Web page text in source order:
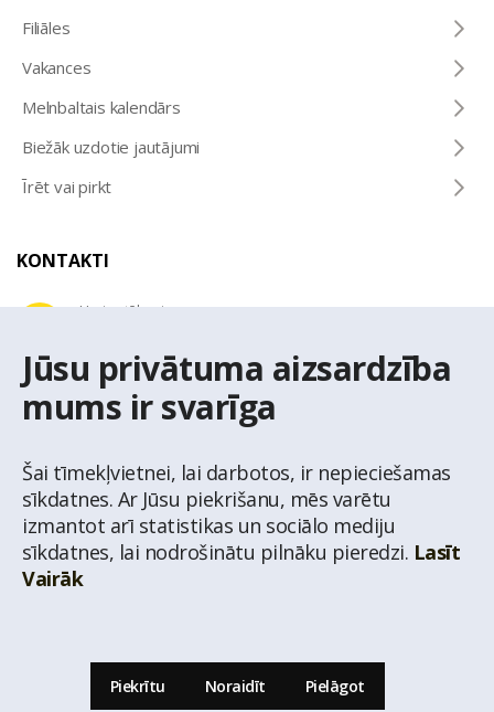
Jūsu privātuma aizsardzība
mums ir svarīga
Šai tīmekļvietnei, lai darbotos, ir nepieciešamas
sīkdatnes. Ar Jūsu piekrišanu, mēs varētu
izmantot arī statistikas un sociālo mediju
sīkdatnes, lai nodrošinātu pilnāku pieredzi. Lasīt
Vairāk
Piekrītu Noraidīt Pielāgot
© Nekustamo īpašumu aģentūra Latio.
Filiāles
Vakances
Melnbaltais kalendārs
Biežāk uzdotie jautājumi
Īrēt vai pirkt
KONTAKTI
Uzziņu tālrunis
E-pasta adrese
latio@latio.lv